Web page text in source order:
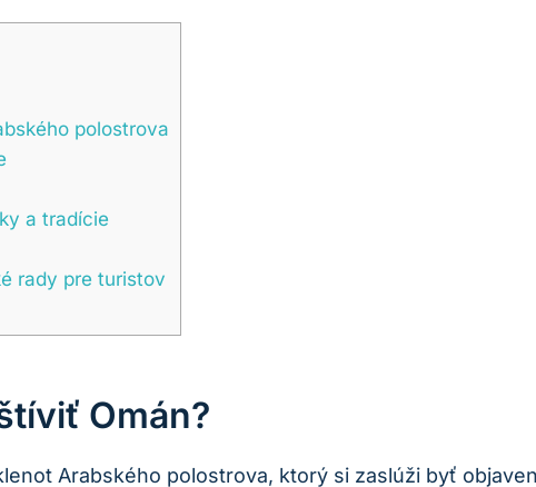
polostrova
a tradície
rady pre turistov
Omán?
Arabského polostrova, ktorý si zaslúži byť